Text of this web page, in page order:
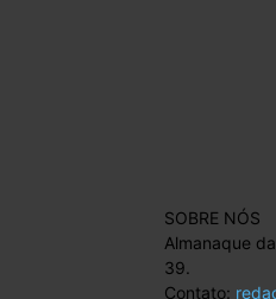
SOBRE NÓS
Almanaque
39.
Contato: